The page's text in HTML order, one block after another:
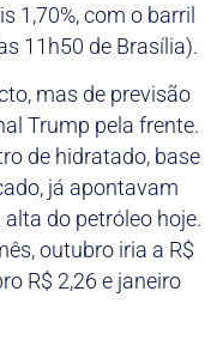
1,70%, com o barril
11h50 de Brasília).
mas de previsão
Trump pela frente.
de hidratado, base
já apontavam
do petróleo hoje.
outubro iria a R$
R$ 2,26 e janeiro